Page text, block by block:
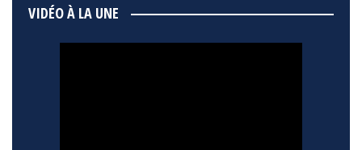
VIDÉO À LA UNE